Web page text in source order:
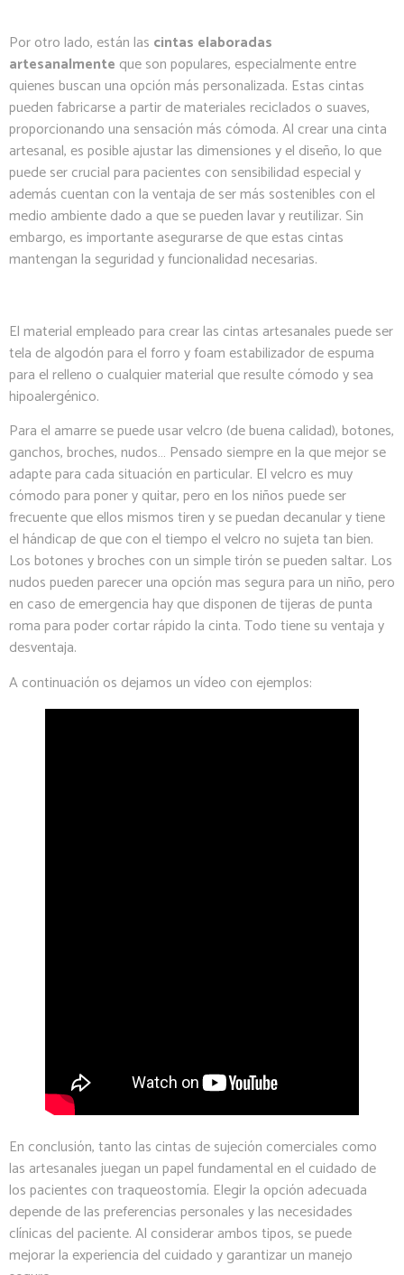
Por otro lado, están las cintas elaboradas
artesanalmente que son populares, especialmente entre
quienes buscan una opción más personalizada. Estas cintas
pueden fabricarse a partir de materiales reciclados o suaves,
proporcionando una sensación más cómoda. Al crear una cinta
artesanal, es posible ajustar las dimensiones y el diseño, lo que
puede ser crucial para pacientes con sensibilidad especial y
además cuentan con la ventaja de ser más sostenibles con el
medio ambiente dado a que se pueden lavar y reutilizar. Sin
embargo, es importante asegurarse de que estas cintas
mantengan la seguridad y funcionalidad necesarias.
El material empleado para crear las cintas artesanales puede ser
tela de algodón para el forro y foam estabilizador de espuma
para el relleno o cualquier material que resulte cómodo y sea
hipoalergénico.
Para el amarre se puede usar velcro (de buena calidad), botones,
ganchos, broches, nudos… Pensado siempre en la que mejor se
adapte para cada situación en particular. El velcro es muy
cómodo para poner y quitar, pero en los niños puede ser
frecuente que ellos mismos tiren y se puedan decanular y tiene
el hándicap de que con el tiempo el velcro no sujeta tan bien.
Los botones y broches con un simple tirón se pueden saltar. Los
nudos pueden parecer una opción mas segura para un niño, pero
en caso de emergencia hay que disponen de tijeras de punta
roma para poder cortar rápido la cinta. Todo tiene su ventaja y
desventaja.
A continuación os dejamos un vídeo con ejemplos:
En conclusión, tanto las cintas de sujeción comerciales como
las artesanales juegan un papel fundamental en el cuidado de
los pacientes con traqueostomía. Elegir la opción adecuada
depende de las preferencias personales y las necesidades
clínicas del paciente. Al considerar ambos tipos, se puede
mejorar la experiencia del cuidado y garantizar un manejo